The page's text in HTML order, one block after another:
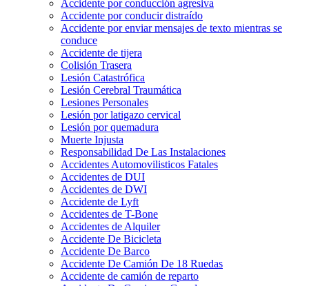
Accidente por conducción agresiva
Accidente por conducir distraído
Accidente por enviar mensajes de texto mientras se
conduce
Accidente de tijera
Colisión Trasera
Lesión Catastrófica
Lesión Cerebral Traumática
Lesiones Personales
Lesión por latigazo cervical
Lesión por quemadura
Muerte Injusta
Responsabilidad De Las Instalaciones
Accidentes Automovilisticos Fatales
Accidentes de DUI
Accidentes de DWI
Accidente de Lyft
Accidentes de T-Bone
Accidentes de Alquiler
Accidente De Bicicleta
Accidente De Barco
Accidente De Camión De 18 Ruedas
Accidente de camión de reparto